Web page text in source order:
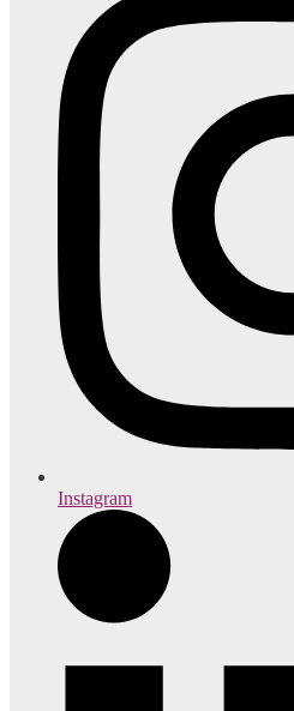
Instagram